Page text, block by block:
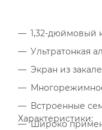
1,32-дюймовый
Ультратонкая
Экран из
Встроенные
Широко
Характеристики: